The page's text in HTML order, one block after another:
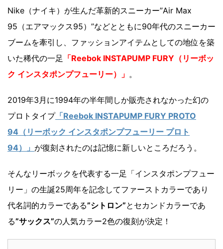
Nike（ナイキ）が生んだ革新的スニーカー”Air Max
95（エアマックス95）”などとともに90年代のスニーカー
ブームを牽引し、ファッションアイテムとしての地位を築
いた稀代の一足 「Reebok INSTAPUMP FURY（リーボッ
ク インスタポンプフューリー）」 。
2019年3月に1994年の半年間しか販売されなかった幻の
プロトタイプ「Reebok INSTAPUMP FURY PROTO
94（リーボック インスタポンプフューリー プロト
94）」 が復刻されたのは記憶に新しいところだろう。
そんなリーボックを代表する一足「インスタポンプフュー
リー」の生誕25周年を記念してファーストカラーであり
代名詞的カラーである”シトロン”とセカンドカラーであ
る”サックス”の人気カラー2色の復刻が決定！